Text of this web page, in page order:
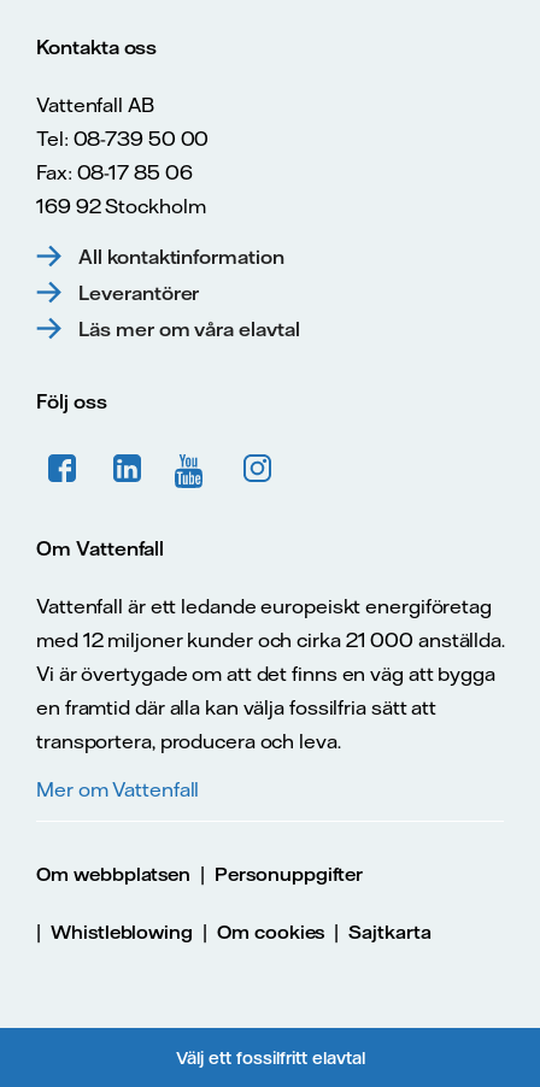
Välj ett fossilfritt elavtal
Kontakta oss
Vattenfall AB
Tel: 08-739 50 00
Fax: 08-17 85 06
169 92 Stockholm
All kontaktinformation
Leverantörer
Läs mer om våra elavtal
Följ oss
Om Vattenfall
Vattenfall är ett ledande europeiskt energiföretag
med 12 miljoner kunder och cirka 21 000 anställda.
Vi är övertygade om att det finns en väg att bygga
en framtid där alla kan välja fossilfria sätt att
transportera, producera och leva.
Mer om Vattenfall
Om webbplatsen | Personuppgifter
| Whistleblowing | Om cookies |Sajtkarta